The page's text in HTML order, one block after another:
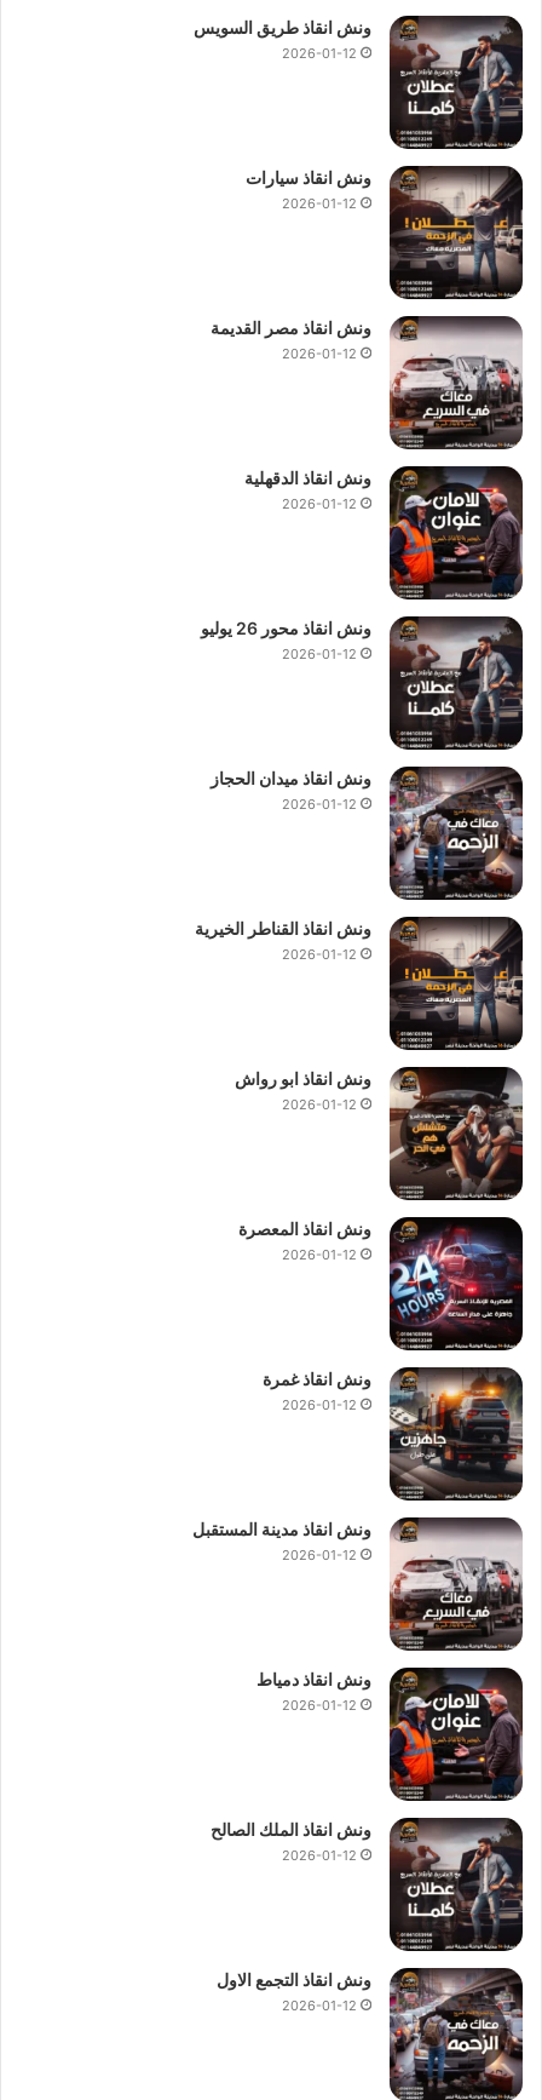
ونش انقاذ طريق السويس
2026-01-12
ونش انقاذ سيارات
2026-01-12
ونش انقاذ مصر القديمة
2026-01-12
ونش انقاذ الدقهلية
2026-01-12
ونش انقاذ محور 26 يوليو
2026-01-12
ونش انقاذ ميدان الحجاز
2026-01-12
ونش انقاذ القناطر الخيرية
2026-01-12
ونش انقاذ ابو رواش
2026-01-12
ونش انقاذ المعصرة
2026-01-12
ونش انقاذ غمرة
2026-01-12
ونش انقاذ مدينة المستقبل
2026-01-12
ونش انقاذ دمياط
2026-01-12
ونش انقاذ الملك الصالح
2026-01-12
ونش انقاذ التجمع الاول
2026-01-12